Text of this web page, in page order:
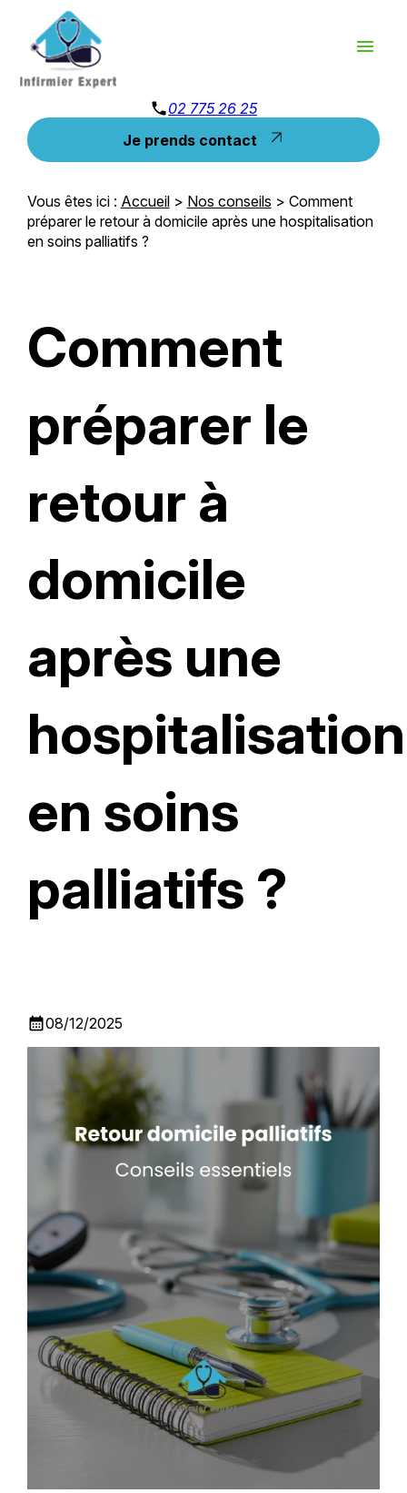
menu
phone02 775 26 25
Je prends contact
Vous êtes ici : Accueil> Nos conseils > Comment
préparer le retour à domicile après une hospitalisation
en soins palliatifs ?
Comment
préparer le
retour à
domicile
après une
hospitalisation
en soins
palliatifs ?
calendar_month08/12/2025
Panneau de gestion des cookies